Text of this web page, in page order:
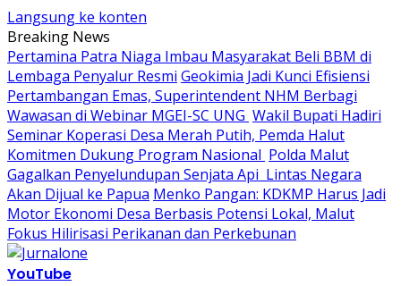
Langsung ke konten
Breaking News
Pertamina Patra Niaga Imbau Masyarakat Beli BBM di
Lembaga Penyalur Resmi Geokimia Jadi Kunci Efisiensi
Pertambangan Emas, Superintendent NHM Berbagi
Wawasan di Webinar MGEI-SC UNG Wakil Bupati Hadiri
Seminar Koperasi Desa Merah Putih, Pemda Halut
Komitmen Dukung Program Nasional Polda Malut
Gagalkan Penyelundupan Senjata Api Lintas Negara
Akan Dijual ke Papua Menko Pangan: KDKMP Harus Jadi
Motor Ekonomi Desa Berbasis Potensi Lokal, Malut
Fokus Hilirisasi Perikanan dan Perkebunan
YouTube